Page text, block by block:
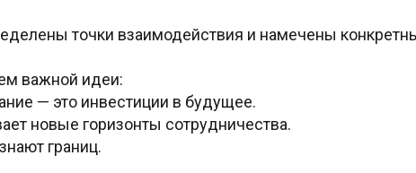
точки взаимодействия и намечены
важной идеи:
— это инвестиции в будущее.
новые горизонты сотрудничества.
границ.